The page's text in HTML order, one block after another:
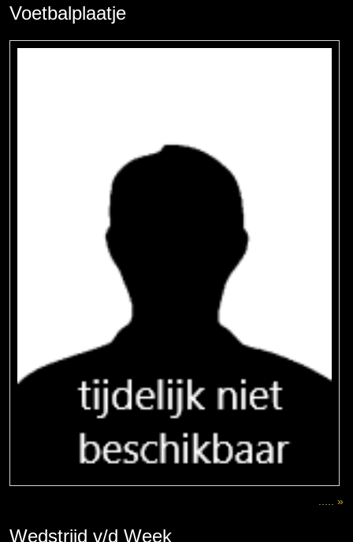
Voetbalplaatje
..... »
Wedstrijd v/d Week